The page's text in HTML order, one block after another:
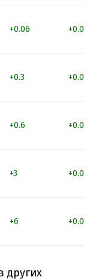
+0.06
+0.3
+0.6
+3
+6
других